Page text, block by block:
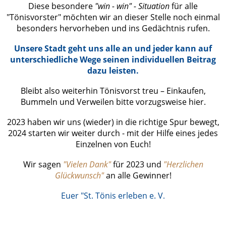
Diese besondere "win - win" - Situationfür alle
"Tönisvorster" möchten wir an dieser Stelle noch einmal
besonders hervorheben und ins Gedächtnis rufen.
Unsere Stadt geht uns alle an und jeder kann auf
unterschiedliche Wege seinen individuellen Beitrag
dazu leisten.
Bleibt also weiterhin Tönisvorst treu – Einkaufen,
Bummeln und Verweilen bitte vorzugsweise hier.
2023 haben wir uns (wieder) in die richtige Spur bewegt,
2024 starten wir weiter durch - mit der Hilfe eines jedes
Einzelnen von Euch!
Wir sagen "Vielen Dank"für 2023 und "Herzlichen
Glückwunsch"an alle Gewinner!
Euer "St. Tönis erleben e. V.